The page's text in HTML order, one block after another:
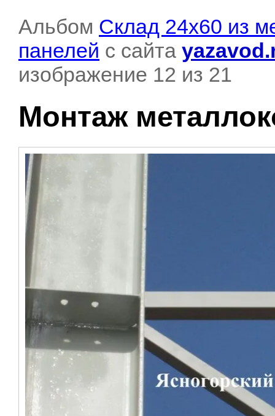
Альбом Склад 24х60 из
панелей с сайта
изображение 12 из 21
Монтаж